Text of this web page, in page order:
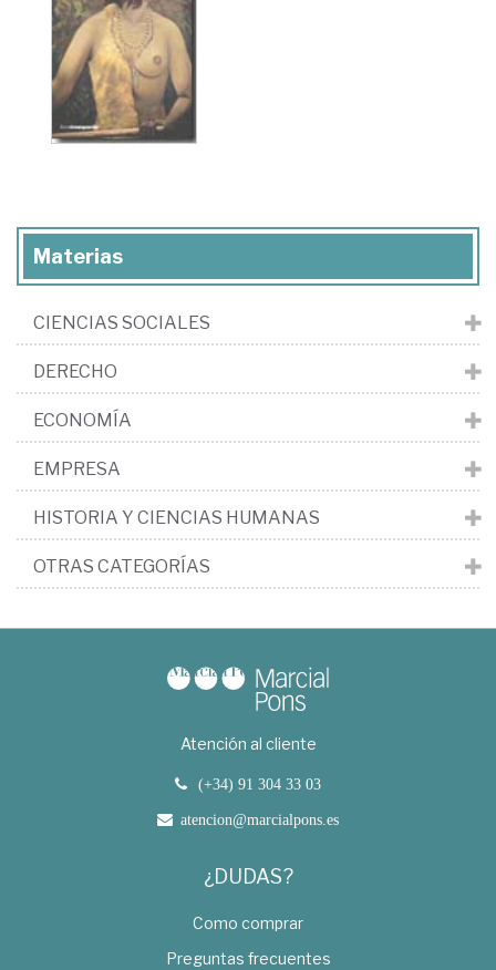
Materias
CIENCIAS SOCIALES
DERECHO
ECONOMÍA
EMPRESA
HISTORIA Y CIENCIAS HUMANAS
OTRAS CATEGORÍAS
Atención al cliente
(+34) 91 304 33 03
atencion@marcialpons.es
¿DUDAS?
Como comprar
Preguntas frecuentes